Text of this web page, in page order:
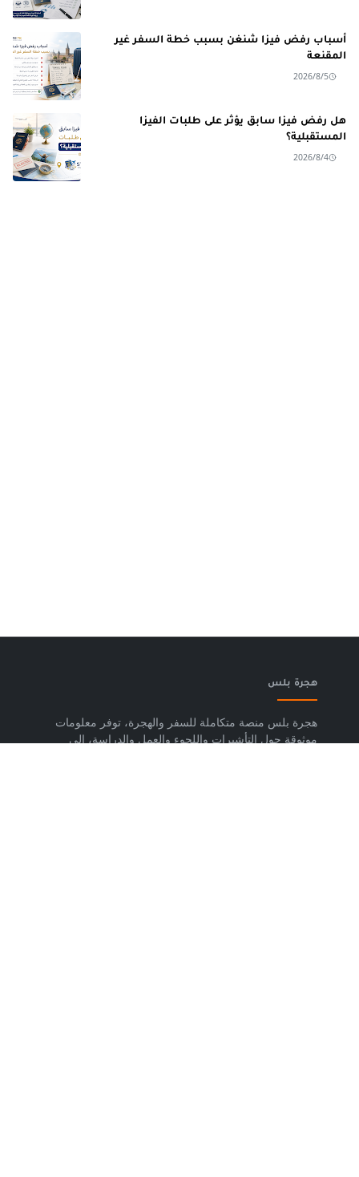
أسباب رفض فيزا شنغن بسبب خطة السفر غير
المقنعة
2026/8/5
هل رفض فيزا سابق يؤثر على طلبات الفيزا
المستقبلية؟
2026/8/4
هجرة بلس
هجرة بلس منصة متكاملة للسفر والهجرة، توفر معلومات
موثوقة حول التأشيرات واللجوء والعمل والدراسة، إلى